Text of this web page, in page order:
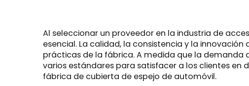
Al seleccionar un proveedor en la industria de
esencial. La calidad, la consistencia y la
prácticas de la fábrica. A medida que la
varios estándares para satisfacer a los clientes
fábrica de cubierta de espejo de automóvil.